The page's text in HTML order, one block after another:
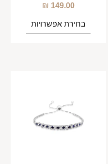
149.00
₪
בחירת אפשרויות